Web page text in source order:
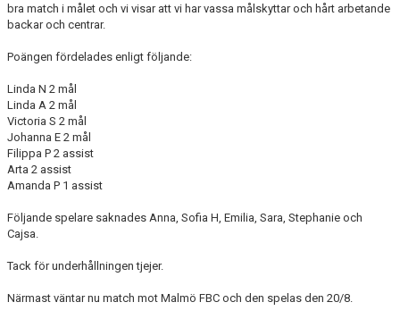
bra match i målet och vi visar att vi har vassa målskyttar och hårt arbetande
backar och centrar.
Poängen fördelades enligt följande:
Linda N 2 mål
Linda A 2 mål
Victoria S 2 mål
Johanna E 2 mål
Filippa P 2 assist
Arta 2 assist
Amanda P 1 assist
Följande spelare saknades Anna, Sofia H, Emilia, Sara, Stephanie och
Cajsa.
Tack för underhållningen tjejer.
Närmast väntar nu match mot Malmö FBC och den spelas den 20/8.